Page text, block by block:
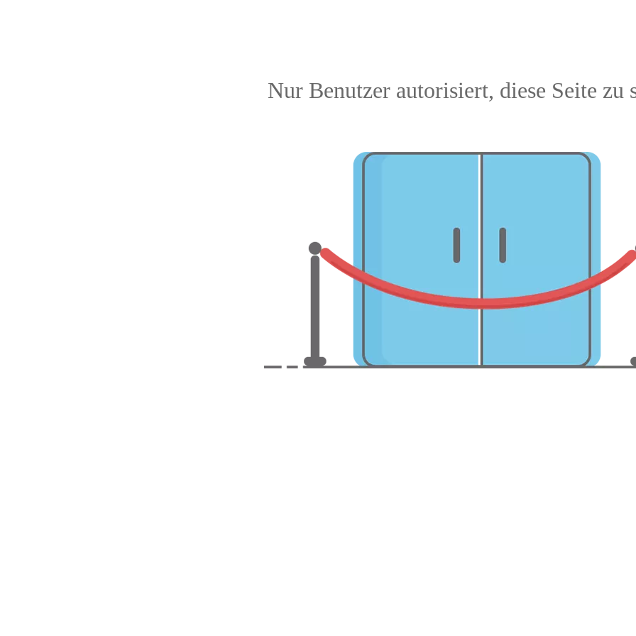
Nur Benutzer autorisiert, diese Seite zu